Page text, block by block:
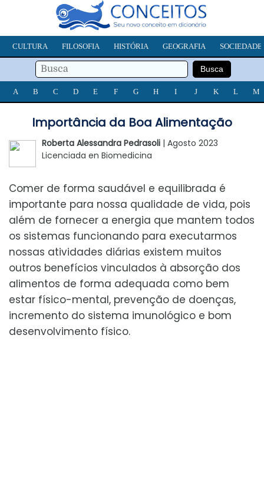
CULTURA FILOSOFIA HISTÓRIA GEOGRAFIA SOCIEDADE
A B C D E F G H I J K L M
Importância da Boa Alimentação
Roberta Alessandra Pedrasoli | Agosto 2023
Licenciada en Biomedicina
Comer de forma saudável e equilibrada é
importante para nossa qualidade de vida, pois
além de fornecer a energia que mantem todos
os sistemas funcionando para executarmos
nossas atividades diárias existem muitos
outros benefícios vinculados à absorção dos
alimentos de forma adequada como bem
estar físico-mental, prevenção de doenças,
incremento do sistema imunológico e bom
desenvolvimento físico.